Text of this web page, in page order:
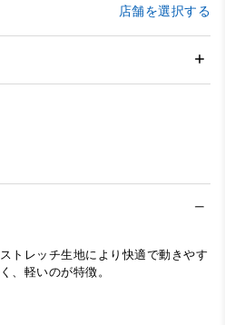
店舗を選択する
ストレッチ生地により快適で動きやす
く、軽いのが特徴。